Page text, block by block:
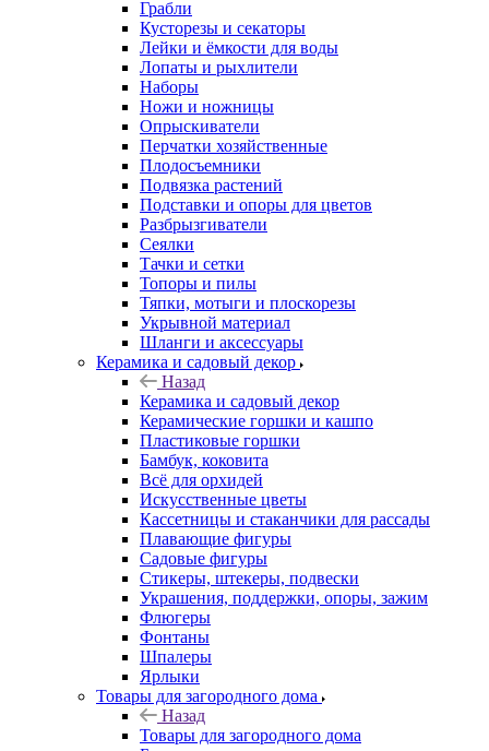
Грабли
Кусторезы и секаторы
Лейки и ёмкости для воды
Лопаты и рыхлители
Наборы
Ножи и ножницы
Опрыскиватели
Перчатки хозяйственные
Плодосъемники
Подвязка растений
Подставки и опоры для цветов
Разбрызгиватели
Сеялки
Тачки и сетки
Топоры и пилы
Тяпки, мотыги и плоскорезы
Укрывной материал
Шланги и аксессуары
Керамика и садовый декор
Назад
Керамика и садовый декор
Керамические горшки и кашпо
Пластиковые горшки
Бамбук, коковита
Всё для орхидей
Искусственные цветы
Кассетницы и стаканчики для рассады
Плавающие фигуры
Садовые фигуры
Стикеры, штекеры, подвески
Украшения, поддержки, опоры, зажим
Флюгеры
Фонтаны
Шпалеры
Ярлыки
Товары для загородного дома
Назад
Товары для загородного дома